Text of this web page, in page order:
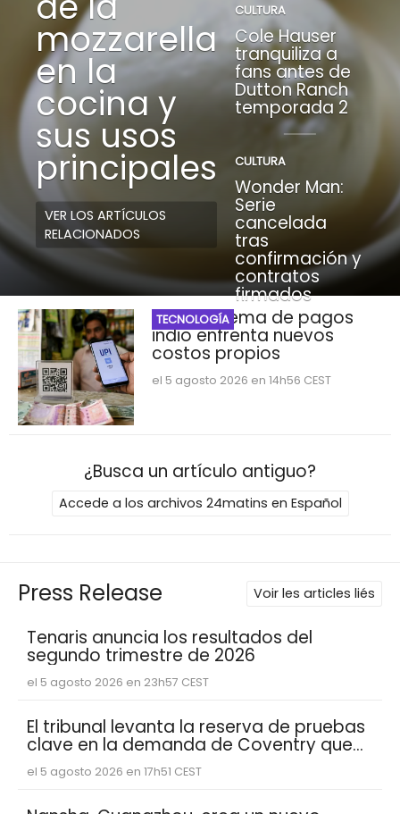
mozzarella
en la
cocina y
sus usos
principales
VER LOS ARTÍCULOS
RELACIONADOS
CULTURA
Cole Hauser
tranquiliza a
fans antes de
Dutton Ranch
temporada 2
CULTURA
Wonder Man:
Serie
cancelada
tras
confirmación y
contratos
firmados
TECNOLOGÍA
UPI: El sistema de pagos
indio enfrenta nuevos
costos propios
el 5 agosto 2026 en 14h56 CEST
¿Busca un artículo antiguo?
Accede a los archivos 24matins en Español
Press Release Voir les articles liés
Tenaris anuncia los resultados del
segundo trimestre de 2026
el 5 agosto 2026 en 23h57 CEST
El tribunal levanta la reserva de pruebas
clave en la demanda de Coventry que
muestran que Abacus Global
Management se basó en estimaciones
el 5 agosto 2026 en 17h51 CEST